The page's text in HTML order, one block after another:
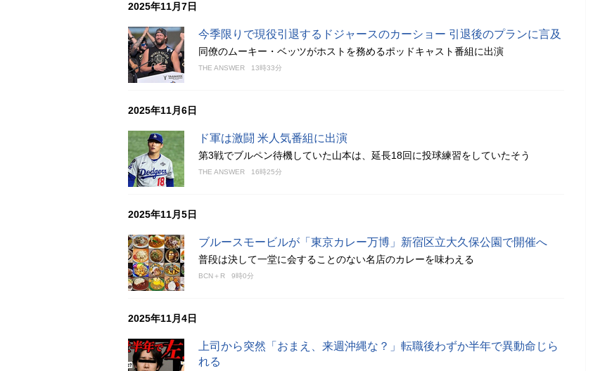
2025年11月7日
今季限りで現役引退するドジャースのカーショー 引退後のプランに言及
同僚のムーキー・ベッツがホストを務めるポッドキャスト番組に出演
THE ANSWER 13時33分
2025年11月6日
ド軍は激闘 米人気番組に出演
第3戦でブルペン待機していた山本は、延長18回に投球練習をしていたそう
THE ANSWER 16時25分
2025年11月5日
ブルースモービルが「東京カレー万博」新宿区立大久保公園で開催へ
普段は決して一堂に会することのない名店のカレーを味わえる
BCN＋R 9時0分
2025年11月4日
上司から突然「おまえ、来週沖縄な？」転職後わずか半年で異動命じら
れる